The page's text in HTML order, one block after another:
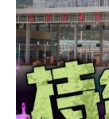
省
市
昨
增
112
宗
香